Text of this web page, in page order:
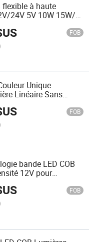
flexible à haute
24V 5V 10W 15W/M
FOB
Unique
Linéaire Sans
Bande LED Flexible
FOB
bande LED COB
12V pour
de cabinet, vitrine,
FOB